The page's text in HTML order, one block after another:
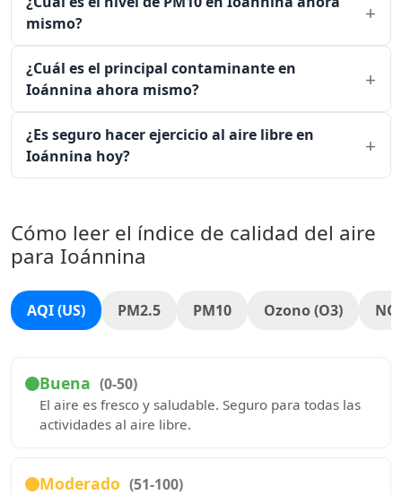
mismo?
¿Cuál es el principal contaminante en
Ioánnina ahora mismo?
¿Es seguro hacer ejercicio al aire libre en
Ioánnina hoy?
Cómo leer el índice de calidad del aire
para Ioánnina
AQI (US) PM2.5 PM10 Ozono (O3)
Buena (0-50)
El aire es fresco y saludable. Seguro para todas las
actividades al aire libre.
Moderado (51-100)